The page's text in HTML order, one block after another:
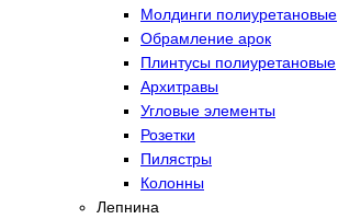
Молдинги полиуретановые
Обрамление арок
Плинтусы полиуретановые
Архитравы
Угловые элементы
Розетки
Пилястры
Колонны
Лепнина